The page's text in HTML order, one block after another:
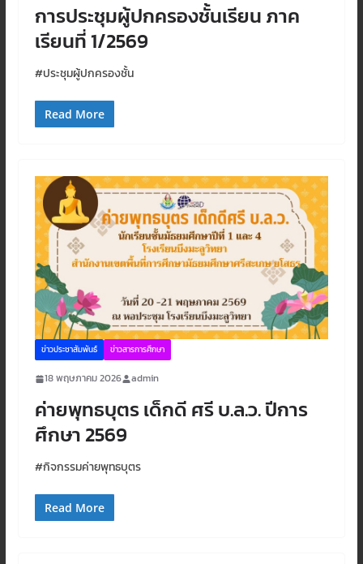
การประชุมผู้ปกครองชั้นเรียน ภาค
เรียนที่ 1/2569
#ประชุมผู้ปกครองชั้น
Read More
ข่าวประชาสัมพันธ์ ข่าวสารการศึกษา
18 พฤษภาคม 2026 admin
ค่ายพุทธบุตร เด็กดี ศรี บ.ล.ว. ปีการ
ศึกษา 2569
#กิจกรรมค่ายพุทธบุตร
Read More